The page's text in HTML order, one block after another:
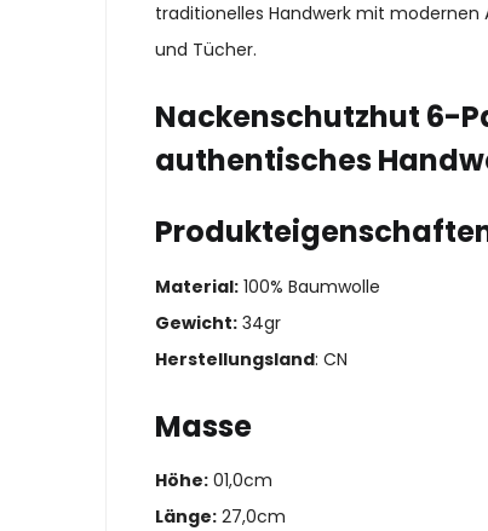
traditionelles Handwerk mit modernen
und Tücher.
Nackenschutzhut 6-
authentisches
Material: 100% Baumwolle
Gewicht: 34gr
Herstellungsland: CN
Masse
Höhe: 01,0cm
Länge: 27,0cm